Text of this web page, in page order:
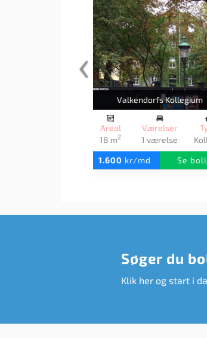
Titanparken
Areal
33 m
Værelser
1 værelse
1.800kr/md Se
‹
Søger du
Klik her og start i